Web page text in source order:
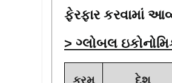
ફેરફાર કરવામાં
> ગ્લોબલ